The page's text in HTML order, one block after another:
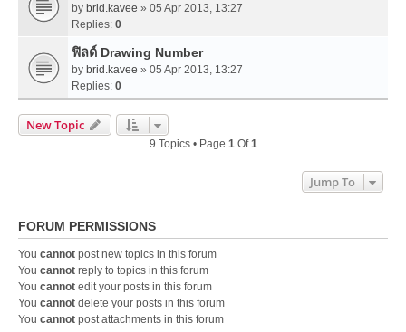
by brid.kavee » 05 Apr 2013, 13:27
Replies: 0
ฟิลด์ Drawing Number
by brid.kavee » 05 Apr 2013, 13:27
Replies: 0
New Topic
9 Topics • Page 1Of1
Jump To
FORUM PERMISSIONS
You cannot post new topics in this forum
You cannot reply to topics in this forum
You cannot edit your posts in this forum
You cannot delete your posts in this forum
You cannot post attachments in this forum